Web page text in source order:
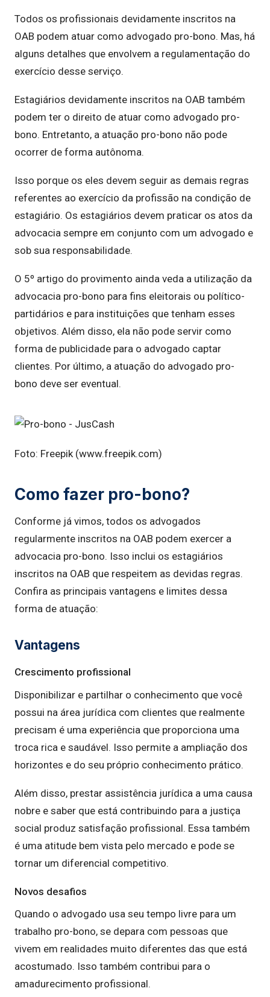
Todos os profissionais devidamente inscritos na
OAB podem atuar como advogado pro-bono. Mas, há
alguns detalhes que envolvem a regulamentação do
exercício desse serviço.
Estagiários devidamente inscritos na OAB também
podem ter o direito de atuar como advogado pro-
bono. Entretanto, a atuação pro-bono não pode
ocorrer de forma autônoma.
Isso porque os eles devem seguir as demais regras
referentes ao exercício da profissão na condição de
estagiário. Os estagiários devem praticar os atos da
advocacia sempre em conjunto com um advogado e
sob sua responsabilidade.
O 5º artigo do provimento ainda veda a utilização da
advocacia pro-bono para fins eleitorais ou político-
partidários e para instituições que tenham esses
objetivos. Além disso, ela não pode servir como
forma de publicidade para o advogado captar
clientes. Por último, a atuação do advogado pro-
bono deve ser eventual.
Foto: Freepik (www.freepik.com)
Como fazer pro-bono?
Conforme já vimos, todos os advogados
regularmente inscritos na OAB podem exercer a
advocacia pro-bono. Isso inclui os estagiários
inscritos na OAB que respeitem as devidas regras.
Confira as principais vantagens e limites dessa
forma de atuação:
Vantagens
Crescimento profissional
Disponibilizar e partilhar o conhecimento que você
possui na área jurídica com clientes que realmente
precisam é uma experiência que proporciona uma
troca rica e saudável. Isso permite a ampliação dos
horizontes e do seu próprio conhecimento prático.
Além disso, prestar assistência jurídica a uma causa
nobre e saber que está contribuindo para a justiça
social produz satisfação profissional. Essa também
é uma atitude bem vista pelo mercado e pode se
tornar um diferencial competitivo.
Novos desafios
Quando o advogado usa seu tempo livre para um
trabalho pro-bono, se depara com pessoas que
vivem em realidades muito diferentes das que está
acostumado. Isso também contribui para o
amadurecimento profissional.